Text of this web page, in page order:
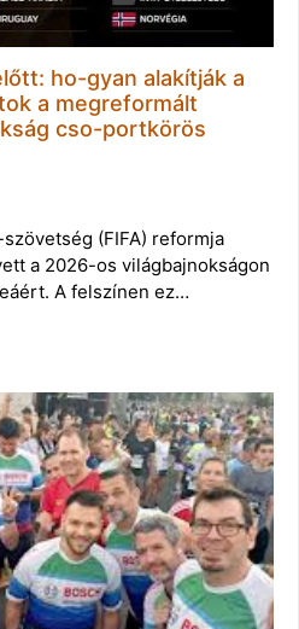
ho-gyan alakítják a
a megreformált
cso-portkörös
(FIFA) reformja
a 2026-os világbajnokságon
A felszínen ez…